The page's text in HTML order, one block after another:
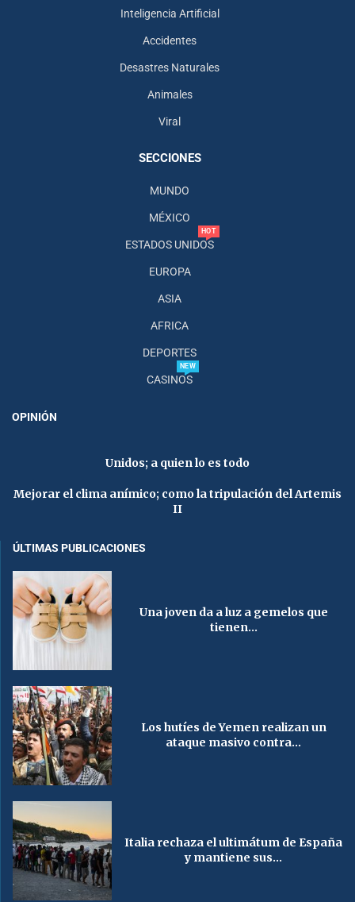
Inteligencia Artificial
Accidentes
Desastres Naturales
Animales
Viral
SECCIONES
MUNDO
MÉXICO
ESTADOS UNIDOS
HOT
EUROPA
ASIA
AFRICA
DEPORTES
CASINOS
NEW
OPINIÓN
Unidos; a quien lo es todo
Mejorar el clima anímico; como la tripulación del Artemis
II
ÚLTIMAS PUBLICACIONES
Una joven da a luz a gemelos que
tienen...
Los hutíes de Yemen realizan un
ataque masivo contra...
Italia rechaza el ultimátum de España
y mantiene sus...